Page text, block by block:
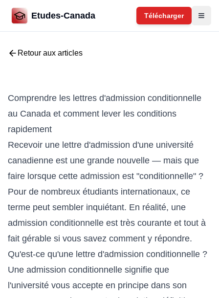
Etudes-Canada Télécharger
Retour aux articles
Comprendre les lettres d'admission conditionnelle
au Canada et comment lever les conditions
rapidement
Recevoir une lettre d'admission d'une université
canadienne est une grande nouvelle — mais que
faire lorsque cette admission est "conditionnelle" ?
Pour de nombreux étudiants internationaux, ce
terme peut sembler inquiétant. En réalité, une
admission conditionnelle est très courante et tout à
fait gérable si vous savez comment y répondre.
Qu'est-ce qu'une lettre d'admission conditionnelle ?
Une admission conditionnelle signifie que
l'université vous accepte en principe dans son